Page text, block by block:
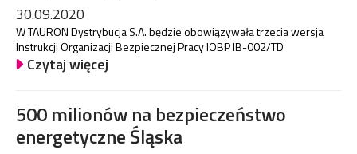
30.09.2020
W TAURON Dystrybucja S.A. będzie obowiązywała trzecia wersja
Instrukcji Organizacji Bezpiecznej Pracy IOBP IB-002/TD
Czytaj więcej
500 milionów na bezpieczeństwo
energetyczne Śląska